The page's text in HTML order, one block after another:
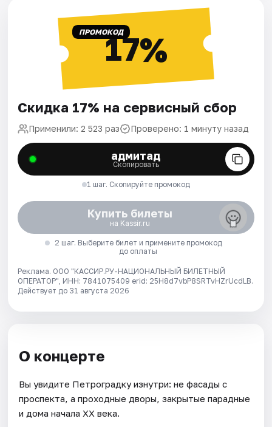
ПРОМОКОД17%
Скидка 17% на сервисный сбор
Применили: 2 523 раз Проверено: 1 минуту назад
адмитад
Скопировать
1 шаг. Скопируйте промокод
Купить билеты
на Kassir.ru
2 шаг. Выберите билет и примените промокод
до оплаты
Реклама. ООО "КАССИР.РУ-НАЦИОНАЛЬНЫЙ БИЛЕТНЫЙ
ОПЕРАТОР", ИНН: 7841075409 erid: 25H8d7vbP8SRTvHZrUcdLB.
Действует до 31 августа 2026
О концерте
Вы увидите Петроградку изнутри: не фасады с
проспекта, а проходные дворы, закрытые парадные
и дома начала XX века.